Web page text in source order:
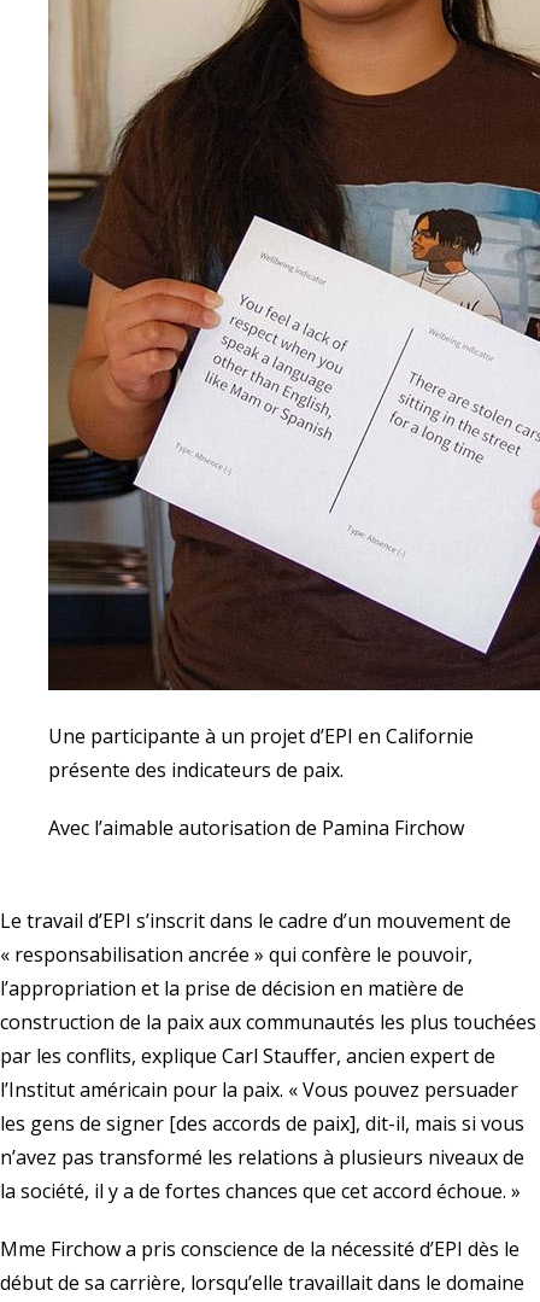
Une participante à un projet d’EPI en Californie
présente des indicateurs de paix.
Avec l’aimable autorisation de Pamina Firchow
Le travail d’EPI s’inscrit dans le cadre d’un mouvement de
« responsabilisation ancrée » qui confère le pouvoir,
l’appropriation et la prise de décision en matière de
construction de la paix aux communautés les plus touchées
par les conflits, explique Carl Stauffer, ancien expert de
l’Institut américain pour la paix. « Vous pouvez persuader
les gens de signer [des accords de paix], dit-il, mais si vous
n’avez pas transformé les relations à plusieurs niveaux de
la société, il y a de fortes chances que cet accord échoue. »
Mme Firchow a pris conscience de la nécessité d’EPI dès le
début de sa carrière, lorsqu’elle travaillait dans le domaine